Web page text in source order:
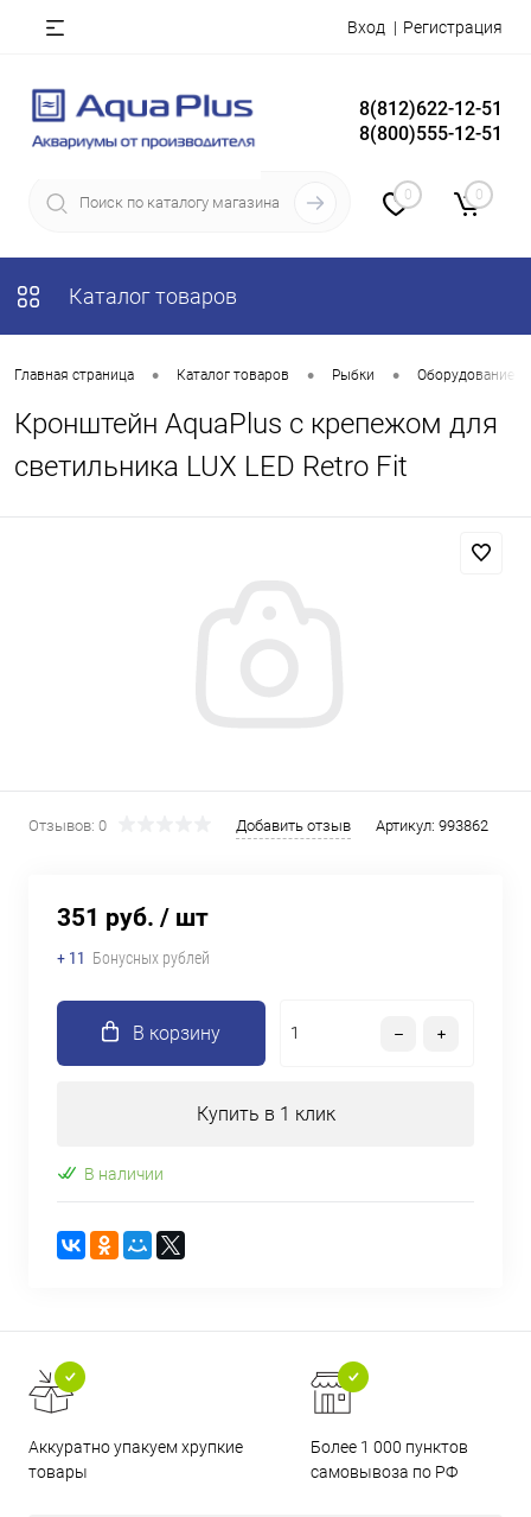
Вход Регистрация
8(812)622-12-51
8(800)555-12-51
0 0
Каталог товаров
Главная страница • Каталог товаров • Рыбки • Оборудование
Кронштейн AquaPlus с крепежом для
светильника LUX LED Retro Fit
Отзывов: 0 Добавить отзыв Артикул: 993862
351 руб. / шт
+ 11 Бонусных рублей
В корзину
Купить в 1 клик
В наличии
Аккуратно упакуем хрупкие
товары
Более 1 000 пунктов
самовывоза по РФ